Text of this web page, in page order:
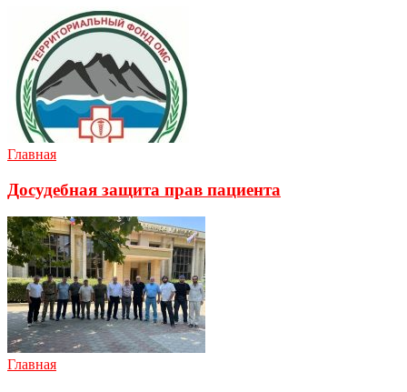
Главная
Досудебная защита прав пациента
Главная